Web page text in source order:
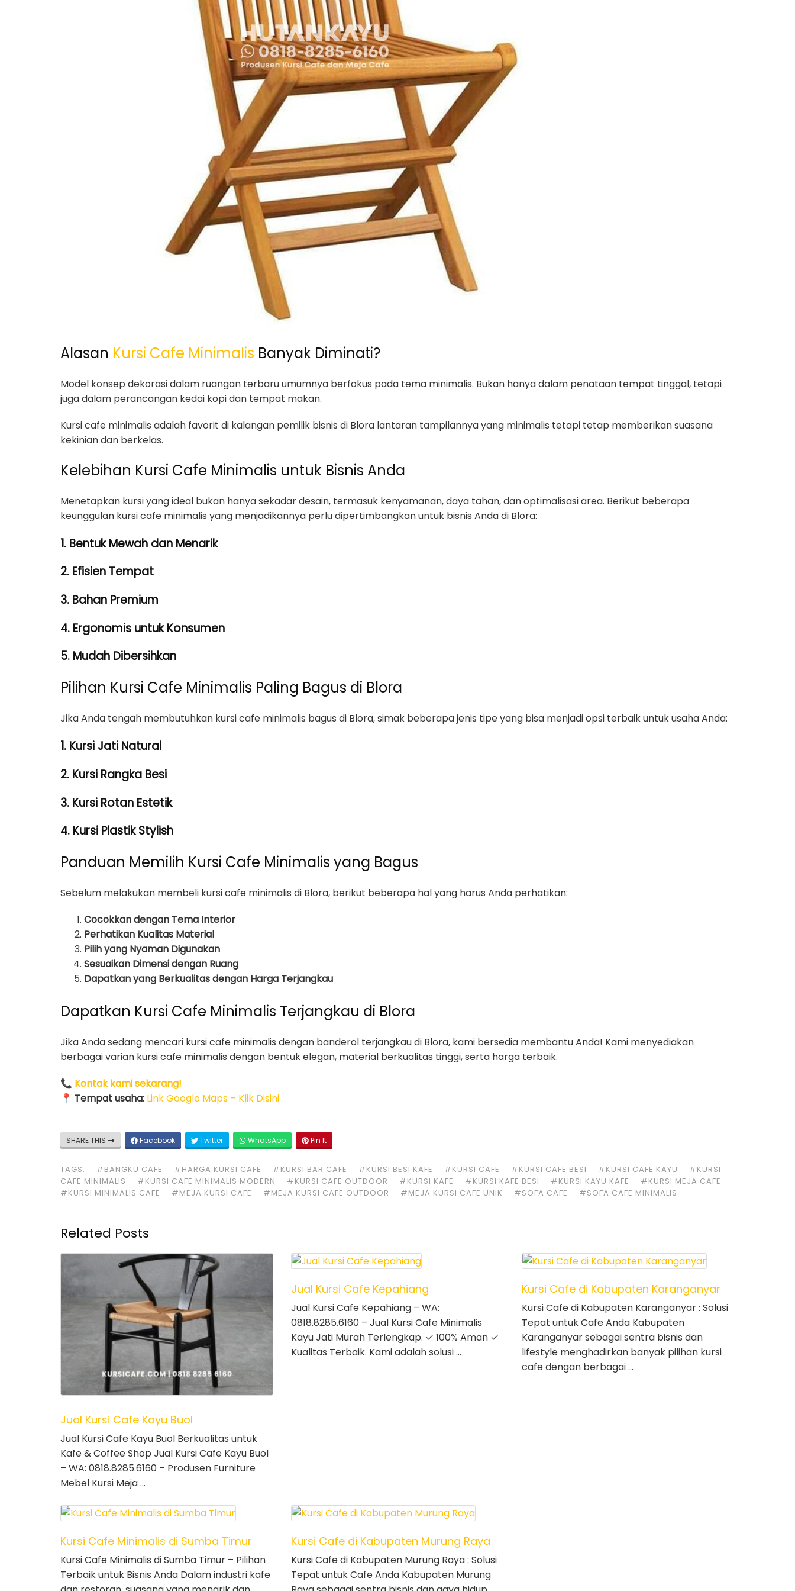
Alasan Kursi Cafe Minimalis Banyak Diminati?
Model konsep dekorasi dalam ruangan terbaru umumnya berfokus pada tema minimalis. Bukan hanya dalam penataan tempat tinggal, tetapi
juga dalam perancangan kedai kopi dan tempat makan.
Kursi cafe minimalis adalah favorit di kalangan pemilik bisnis di Blora lantaran tampilannya yang minimalis tetapi tetap memberikan suasana
kekinian dan berkelas.
Kelebihan Kursi Cafe Minimalis untuk Bisnis Anda
Menetapkan kursi yang ideal bukan hanya sekadar desain, termasuk kenyamanan, daya tahan, dan optimalisasi area. Berikut beberapa
keunggulan kursi cafe minimalis yang menjadikannya perlu dipertimbangkan untuk bisnis Anda di Blora:
1. Bentuk Mewah dan Menarik
2. Efisien Tempat
3. Bahan Premium
4. Ergonomis untuk Konsumen
5. Mudah Dibersihkan
Pilihan Kursi Cafe Minimalis Paling Bagus di Blora
Jika Anda tengah membutuhkan kursi cafe minimalis bagus di Blora, simak beberapa jenis tipe yang bisa menjadi opsi terbaik untuk usaha Anda:
1. Kursi Jati Natural
2. Kursi Rangka Besi
3. Kursi Rotan Estetik
4. Kursi Plastik Stylish
Panduan Memilih Kursi Cafe Minimalis yang Bagus
Sebelum melakukan membeli kursi cafe minimalis di Blora, berikut beberapa hal yang harus Anda perhatikan:
Cocokkan dengan Tema Interior
Perhatikan Kualitas Material
Pilih yang Nyaman Digunakan
Sesuaikan Dimensi dengan Ruang
Dapatkan yang Berkualitas dengan Harga Terjangkau
Dapatkan Kursi Cafe Minimalis Terjangkau di Blora
Jika Anda sedang mencari kursi cafe minimalis dengan banderol terjangkau di Blora, kami bersedia membantu Anda! Kami menyediakan
berbagai varian kursi cafe minimalis dengan bentuk elegan, material berkualitas tinggi, serta harga terbaik.
📞 Kontak kami sekarang!
📍 Tempat usaha: Link Google Maps – Klik Disini
SHARE THIS Facebook Twitter WhatsApp Pin It
TAGS: #BANGKU CAFE #HARGA KURSI CAFE #KURSI BAR CAFE #KURSI BESI KAFE #KURSI CAFE #KURSI CAFE BESI #KURSI CAFE KAYU
#KURSI
CAFE MINIMALIS
#KURSI CAFE MINIMALIS MODERN #KURSI CAFE OUTDOOR #KURSI KAFE #KURSI KAFE BESI #KURSI KAYU KAFE
#KURSI MEJA CAFE
#KURSI MINIMALIS CAFE
#MEJA KURSI CAFE #MEJA KURSI CAFE OUTDOOR #MEJA KURSI CAFE UNIK #SOFA CAFE #SOFA CAFE MINIMALIS
Related Posts
Jual Kursi Cafe Kayu Buol
Jual Kursi Cafe Kayu Buol Berkualitas untuk
Kafe & Coffee Shop Jual Kursi Cafe Kayu Buol
– WA: 0818.8285.6160 – Produsen Furniture
Mebel Kursi Meja …
Jual Kursi Cafe Kepahiang
Jual Kursi Cafe Kepahiang – WA:
0818.8285.6160 – Jual Kursi Cafe Minimalis
Kayu Jati Murah Terlengkap. ✓ 100% Aman ✓
Kualitas Terbaik. Kami adalah solusi …
Kursi Cafe di Kabupaten Karanganyar
Kursi Cafe di Kabupaten Karanganyar : Solusi
Tepat untuk Cafe Anda Kabupaten
Karanganyar sebagai sentra bisnis dan
lifestyle menghadirkan banyak pilihan kursi
cafe dengan berbagai …
Kursi Cafe Minimalis di Sumba Timur
Kursi Cafe Minimalis di Sumba Timur – Pilihan
Terbaik untuk Bisnis Anda Dalam industri kafe
Kursi Cafe di Kabupaten Murung Raya
Kursi Cafe di Kabupaten Murung Raya : Solusi
Tepat untuk Cafe Anda Kabupaten Murung